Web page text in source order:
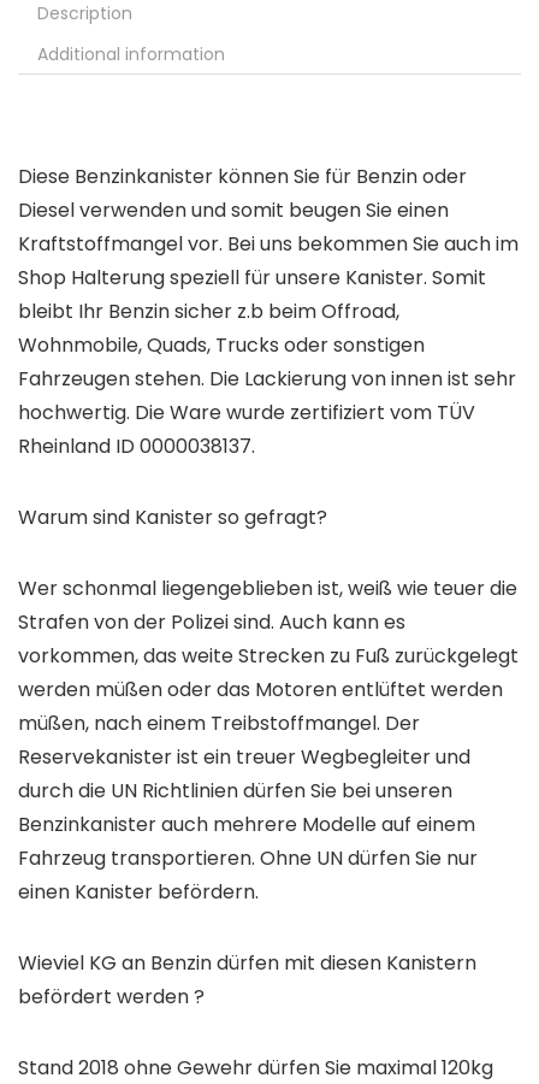
Description
Additional information
Diese Benzinkanister können Sie für Benzin oder
Diesel verwenden und somit beugen Sie einen
Kraftstoffmangel vor. Bei uns bekommen Sie auch im
Shop Halterung speziell für unsere Kanister. Somit
bleibt Ihr Benzin sicher z.b beim Offroad,
Wohnmobile, Quads, Trucks oder sonstigen
Fahrzeugen stehen. Die Lackierung von innen ist sehr
hochwertig. Die Ware wurde zertifiziert vom TÜV
Rheinland ID 0000038137.
Warum sind Kanister so gefragt?
Wer schonmal liegengeblieben ist, weiß wie teuer die
Strafen von der Polizei sind. Auch kann es
vorkommen, das weite Strecken zu Fuß zurückgelegt
werden müßen oder das Motoren entlüftet werden
müßen, nach einem Treibstoffmangel. Der
Reservekanister ist ein treuer Wegbegleiter und
durch die UN Richtlinien dürfen Sie bei unseren
Benzinkanister auch mehrere Modelle auf einem
Fahrzeug transportieren. Ohne UN dürfen Sie nur
einen Kanister befördern.
Wieviel KG an Benzin dürfen mit diesen Kanistern
befördert werden ?
Stand 2018 ohne Gewehr dürfen Sie maximal 120kg